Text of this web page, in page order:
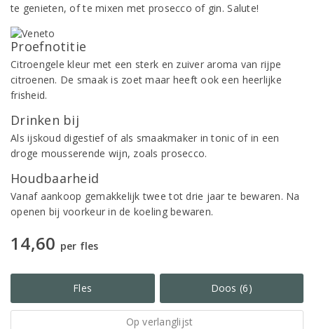
te genieten, of te mixen met prosecco of gin. Salute!
Proefnotitie
Citroengele kleur met een sterk en zuiver aroma van rijpe
citroenen. De smaak is zoet maar heeft ook een heerlijke
frisheid.
Drinken bij
Als ijskoud digestief of als smaakmaker in tonic of in een
droge mousserende wijn, zoals prosecco.
Houdbaarheid
Vanaf aankoop gemakkelijk twee tot drie jaar te bewaren. Na
openen bij voorkeur in de koeling bewaren.
14,60 per fles
Fles Doos (6)
Op verlanglijst